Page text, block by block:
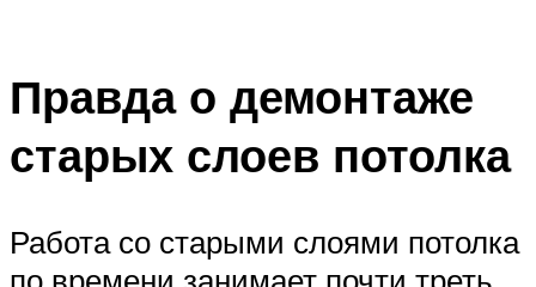
Правда о демонтаже
старых слоев потолка
Работа со старыми слоями потолка